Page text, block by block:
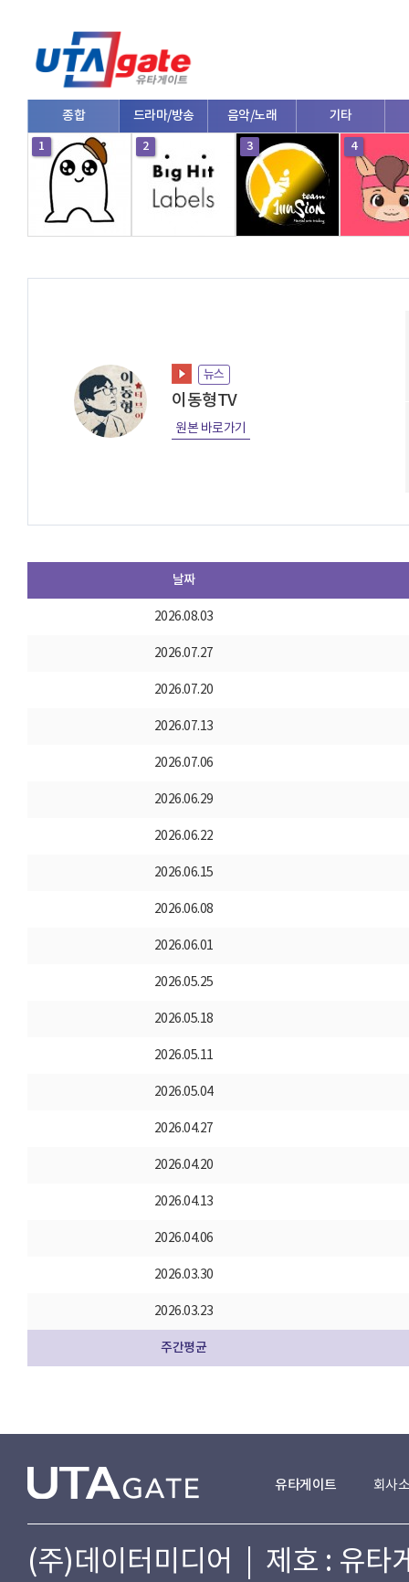
종합 드라마/방송 음악/노래 기타
1 2 3 4
뉴스
이동형TV
원본 바로가기
날짜
2026.08.03
2026.07.27
2026.07.20
2026.07.13
2026.07.06
2026.06.29
2026.06.22
2026.06.15
2026.06.08
2026.06.01
2026.05.25
2026.05.18
2026.05.11
2026.05.04
2026.04.27
2026.04.20
2026.04.13
2026.04.06
2026.03.30
2026.03.23
주간평균
유타게이트 회사
(주)데이터미디어 | 제호 : 유